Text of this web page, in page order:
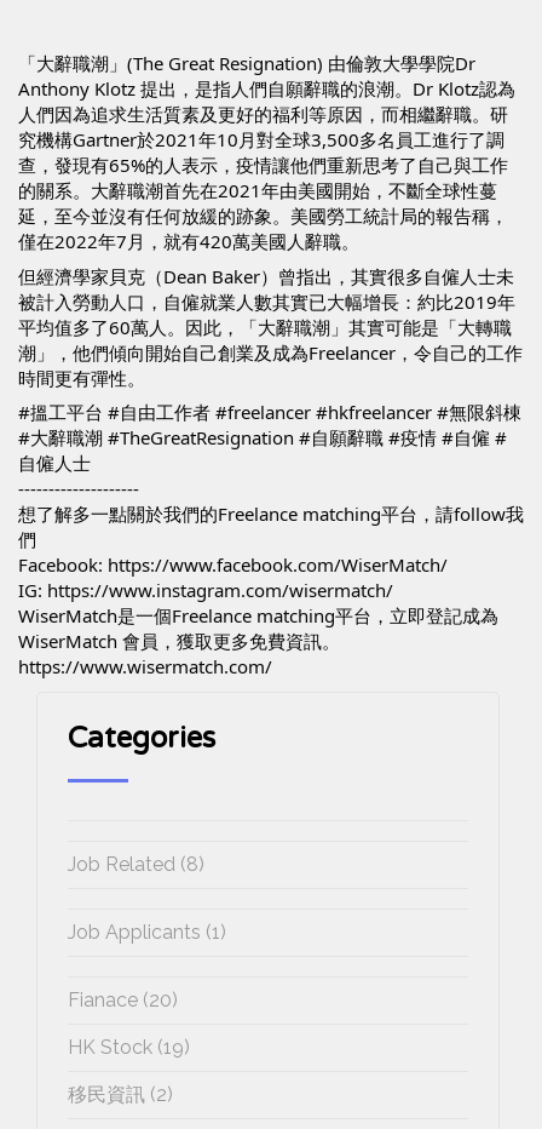
「大辭職潮」(The Great Resignation) 由倫敦大學學院Dr
Anthony Klotz 提出，是指人們自願辭職的浪潮。Dr Klotz認為
人們因為追求生活質素及更好的福利等原因，而相繼辭職。研
究機構Gartner於2021年10月對全球3,500多名員工進行了調
查，發現有65%的人表示，疫情讓他們重新思考了自己與工作
的關系。大辭職潮首先在2021年由美國開始，不斷全球性蔓
延，至今並沒有任何放緩的跡象。美國勞工統計局的報告稱，
僅在2022年7月，就有420萬美國人辭職。
但經濟學家貝克（Dean Baker）曾指出，其實很多自僱人士未
被計入勞動人口，自僱就業人數其實已大幅增長：約比2019年
平均值多了60萬人。因此，「大辭職潮」其實可能是「大轉職
潮」，他們傾向開始自己創業及成為Freelancer，令自己的工作
時間更有彈性。
#搵工平台 #自由工作者 #freelancer #hkfreelancer #無限斜棟
#大辭職潮 #TheGreatResignation #自願辭職 #疫情 #自僱 #
自僱人士
--------------------
想了解多一點關於我們的Freelance matching平台，請follow我
們
Facebook: https://www.facebook.com/WiserMatch/
IG: https://www.instagram.com/wisermatch/
WiserMatch是一個Freelance matching平台，立即登記成為
WiserMatch 會員，獲取更多免費資訊。
https://www.wisermatch.com/
Categories
Job Related (8)
Job Applicants (1)
Fianace (20)
HK Stock (19)
移民資訊 (2)